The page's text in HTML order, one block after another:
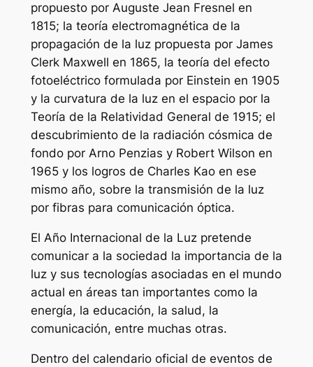
propuesto por Auguste Jean Fresnel en
1815; la teoría electromagnética de la
propagación de la luz propuesta por James
Clerk Maxwell en 1865, la teoría del efecto
fotoeléctrico formulada por Einstein en 1905
y la curvatura de la luz en el espacio por la
Teoría de la Relatividad General de 1915; el
descubrimiento de la radiación cósmica de
fondo por Arno Penzias y Robert Wilson en
1965 y los logros de Charles Kao en ese
mismo año, sobre la transmisión de la luz
por fibras para comunicación óptica.
El Año Internacional de la Luz pretende
comunicar a la sociedad la importancia de la
luz y sus tecnologías asociadas en el mundo
actual en áreas tan importantes como la
energía, la educación, la salud, la
comunicación, entre muchas otras.
Dentro del calendario oficial de eventos de